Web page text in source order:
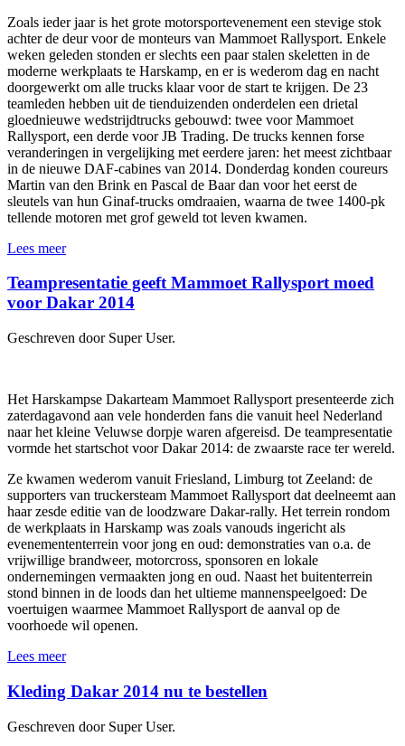
Zoals ieder jaar is het grote motorsportevenement een stevige stok
achter de deur voor de monteurs van Mammoet Rallysport. Enkele
weken geleden stonden er slechts een paar stalen skeletten in de
moderne werkplaats te Harskamp, en er is wederom dag en nacht
doorgewerkt om alle trucks klaar voor de start te krijgen. De 23
teamleden hebben uit de tienduizenden onderdelen een drietal
gloednieuwe wedstrijdtrucks gebouwd: twee voor Mammoet
Rallysport, een derde voor JB Trading. De trucks kennen forse
veranderingen in vergelijking met eerdere jaren: het meest zichtbaar
in de nieuwe DAF-cabines van 2014. Donderdag konden coureurs
Martin van den Brink en Pascal de Baar dan voor het eerst de
sleutels van hun Ginaf-trucks omdraaien, waarna de twee 1400-pk
tellende motoren met grof geweld tot leven kwamen.
Lees meer
Teampresentatie geeft Mammoet Rallysport moed
voor Dakar 2014
Geschreven door Super User.
Het Harskampse Dakarteam Mammoet Rallysport presenteerde zich
zaterdagavond aan vele honderden fans die vanuit heel Nederland
naar het kleine Veluwse dorpje waren afgereisd. De teampresentatie
vormde het startschot voor Dakar 2014: de zwaarste race ter wereld.
Ze kwamen wederom vanuit Friesland, Limburg tot Zeeland: de
supporters van truckersteam Mammoet Rallysport dat deelneemt aan
haar zesde editie van de loodzware Dakar-rally. Het terrein rondom
de werkplaats in Harskamp was zoals vanouds ingericht als
evenemententerrein voor jong en oud: demonstraties van o.a. de
vrijwillige brandweer, motorcross, sponsoren en lokale
ondernemingen vermaakten jong en oud. Naast het buitenterrein
stond binnen in de loods dan het ultieme mannenspeelgoed: De
voertuigen waarmee Mammoet Rallysport de aanval op de
voorhoede wil openen.
Lees meer
Kleding Dakar 2014 nu te bestellen
Geschreven door Super User.